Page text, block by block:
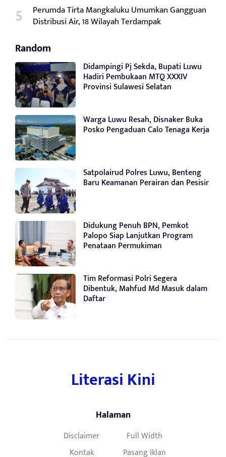
Perumda Tirta Mangkaluku Umumkan Gangguan
Distribusi Air, 18 Wilayah Terdampak
Random
Didampingi Pj Sekda, Bupati Luwu
Hadiri Pembukaan MTQ XXXIV
Provinsi Sulawesi Selatan
Warga Luwu Resah, Disnaker Buka
Posko Pengaduan Calo Tenaga Kerja
Satpolairud Polres Luwu, Benteng
Baru Keamanan Perairan dan Pesisir
Didukung Penuh BPN, Pemkot
Palopo Siap Lanjutkan Program
Penataan Permukiman
Tim Reformasi Polri Segera
Dibentuk, Mahfud Md Masuk dalam
Daftar
Literasi Kini
Halaman
Disclaimer
Full Width
Kontak
Pasang Iklan